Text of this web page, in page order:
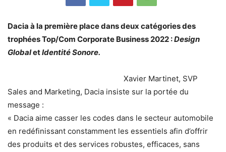
Dacia à la première place dans deux catégories des
trophées Top/Com Corporate Business 2022 :Design
GlobaletIdentité Sonore.
Xavier Martinet, SVP
Sales and Marketing, Dacia insiste sur la portée du
message :
« Dacia aime casser les codes dans le secteur automobile
en redéfinissant constamment les essentiels afin d’offrir
des produits et des services robustes, efficaces, sans